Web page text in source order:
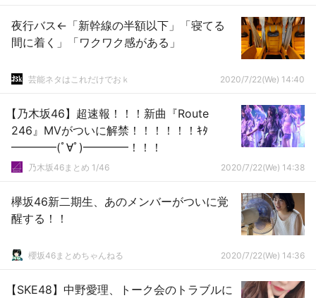
夜行バス←「新幹線の半額以下」「寝てる
間に着く」「ワクワク感がある」
芸能ネタはこれだけでおｋ 2020/7/22(We) 14:40
【乃木坂46】超速報！！！新曲『Route
246』MVがついに解禁！！！！！！ｷﾀ
━━━━(ﾟ∀ﾟ)━━━━！！！
乃木坂46まとめ 1/46 2020/7/22(We) 14:38
欅坂46新二期生、あのメンバーがついに覚
醒する！！
櫻坂46まとめちゃんねる 2020/7/22(We) 14:36
【SKE48】中野愛理、トーク会のトラブルに